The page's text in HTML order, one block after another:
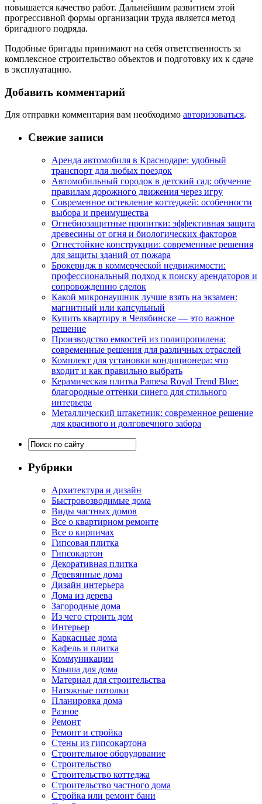
повышается качество работ. Дальнейшим развитием этой
прогрессивной формы организации труда является метод
бригадного подряда.
Подобные бригады принимают на себя ответственность за
комплексное строительство объектов и подготовку их к сдаче
в эксплуатацию.
Добавить комментарий
Для отправки комментария вам необходимо авторизоваться.
Свежие записи
Аренда автомобиля в Краснодаре: удобный
транспорт для любых поездок
Автомобильный городок в детский сад: обучение
правилам дорожного движения через игру
Современное остекление коттеджей: особенности
выбора и преимущества
Огнебиозащитные пропитки: эффективная защита
древесины от огня и биологических факторов
Огнестойкие конструкции: современные решения
для защиты зданий от пожара
Брокеридж в коммерческой недвижимости:
профессиональный подход к поиску арендаторов и
сопровождению сделок
Какой микронаушник лучше взять на экзамен:
магнитный или капсульный
Купить квартиру в Челябинске — это важное
решение
Производство емкостей из полипропилена:
современные решения для различных отраслей
Комплект для установки кондиционера: что
входит и как правильно выбрать
Керамическая плитка Pamesa Royal Trend Blue:
благородные оттенки синего для стильного
интерьера
Металлический штакетник: современное решение
для красивого и долговечного забора
Рубрики
Архитектура и дизайн
Быстровозводимые дома
Виды частных домов
Все о квартирном ремонте
Все о кирпичах
Гипсовая плитка
Гипсокартон
Декоративная плитка
Деревянные дома
Дизайн интерьера
Дома из дерева
Загородные дома
Из чего строить дом
Интерьер
Каркасные дома
Кафель и плитка
Коммуникации
Крыша для дома
Материал для строительства
Натяжные потолки
Планировка дома
Разное
Ремонт
Ремонт и стройка
Стены из гипсокартона
Строительное оборудование
Строительство
Строительство коттеджа
Строительство частного дома
Стройка или ремонт бани